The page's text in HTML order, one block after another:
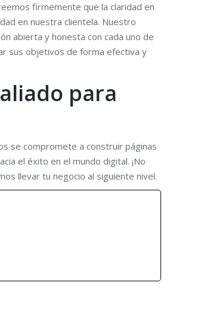
firmemente que la claridad en
en nuestra clientela. Nuestro
abierta y honesta con cada uno de
sus objetivos de forma efectiva y
para
se compromete a construir páginas
el éxito en el mundo digital. ¡No
llevar tu negocio al siguiente nivel.